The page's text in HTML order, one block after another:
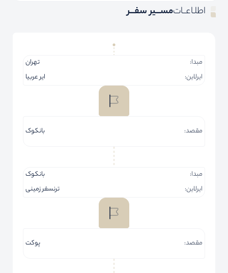
اطلـاعــاتمســـیر سفـــر
مبدا:
تهران
ایرلاین:
ایر عربیا
مقصد: بانکوک
مبدا:
بانکوک
ایرلاین:
ترنسفر زمینی
مقصد: پوکت